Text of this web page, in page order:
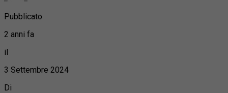
Pubblicato
2 anni fa
il
3 Settembre 2024
Di